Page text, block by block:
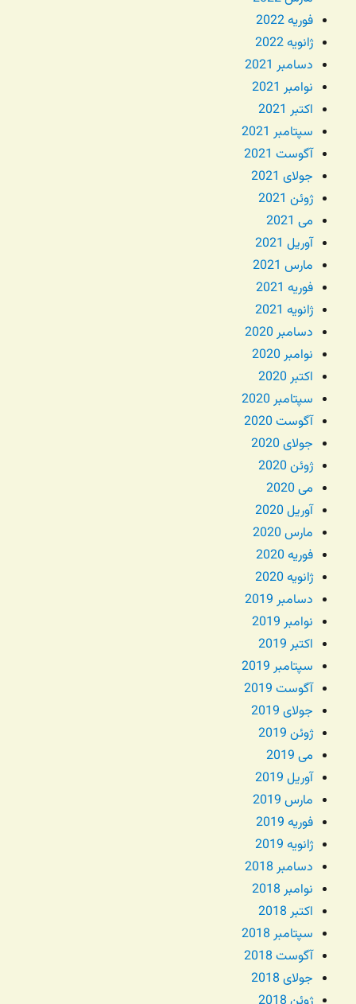
فوریه 2022
ژانویه 2022
دسامبر 2021
نوامبر 2021
اکتبر 2021
سپتامبر 2021
آگوست 2021
جولای 2021
ژوئن 2021
می 2021
آوریل 2021
مارس 2021
فوریه 2021
ژانویه 2021
دسامبر 2020
نوامبر 2020
اکتبر 2020
سپتامبر 2020
آگوست 2020
جولای 2020
ژوئن 2020
می 2020
آوریل 2020
مارس 2020
فوریه 2020
ژانویه 2020
دسامبر 2019
نوامبر 2019
اکتبر 2019
سپتامبر 2019
آگوست 2019
جولای 2019
ژوئن 2019
می 2019
آوریل 2019
مارس 2019
فوریه 2019
ژانویه 2019
دسامبر 2018
نوامبر 2018
اکتبر 2018
سپتامبر 2018
آگوست 2018
جولای 2018